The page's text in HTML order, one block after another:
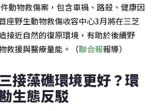
動物救傷案，包含車禍、路殺、健康因
座野生動物救傷收容中心3月將在三芝
接近自然的復原環境，有助於後續野
救援與醫療量能。（聯合報報導）
接藻礁環境更好？環
生態反駁